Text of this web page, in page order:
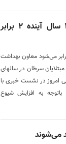
آمار ابتلا به سرطان در ایران تا ۲۵ سال آینده ۲ برابر
ابتلا به سرطان در ایران تا ۲۵ سال آینده ۲ برابر می‌شود معاون بهداشت
افزایش ۲ برابری آمار مبتلایان سرطان در سالهای
امروز در نشست خبری با
به افزایش شیوع
می‌شوند